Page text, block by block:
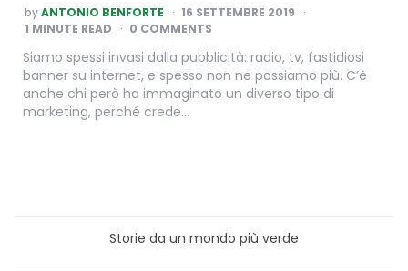
POSTED
BY
byANTONIO BENFORTE
16 SETTEMBRE 2019
1 MINUTE READ 0 COMMENTS
Siamo spessi invasi dalla pubblicità: radio, tv, fastidiosi
banner su internet, e spesso non ne possiamo più. C’è
anche chi però ha immaginato un diverso tipo di
marketing, perché crede…
Storie da un mondo più verde